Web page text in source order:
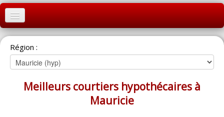
ACCUEIL
MONTRÉAL
QUÉBEC
LAVAL
Région :
Meilleurs courtiers hypothécaires à
Mauricie